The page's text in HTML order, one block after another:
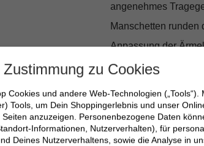
angenehmes
Manschetten
Anpassung der
Das Sakko besteht
atmungsaktiv und
Zustimmung zu Cookies
Cookies und andere Web-Technologien („Tools“).
Tools, um Dein Shoppingerlebnis und unser
anzuzeigen. Personenbezogene Daten
Informationen, Nutzerverhalten), für
Deines Nutzerverhaltens, sowie die Analyse in